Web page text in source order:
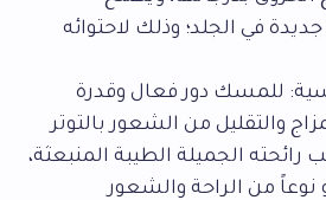
جديدة في الجلد؛ وذلك لاحتوائه
للمسك دور فعال وقدرة
والتقليل من الشعور بالتوتر
رائحته الجميلة الطيبة المنبعثة،
نوعاً من الراحة والشعور